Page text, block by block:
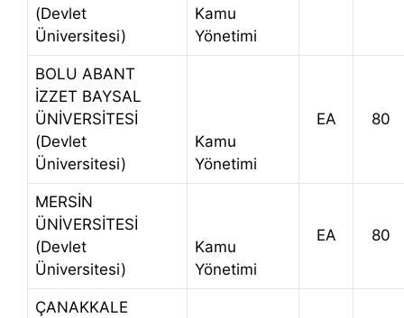
(Devlet
Üniversitesi)
Kamu
Yönetimi
BOLU ABANT
İZZET BAYSAL
ÜNİVERSİTESİ
(Devlet
Üniversitesi)
Kamu
Yönetimi
EA 80
MERSİN
ÜNİVERSİTESİ
(Devlet
Üniversitesi)
Kamu
Yönetimi
EA 80
ÇANAKKALE